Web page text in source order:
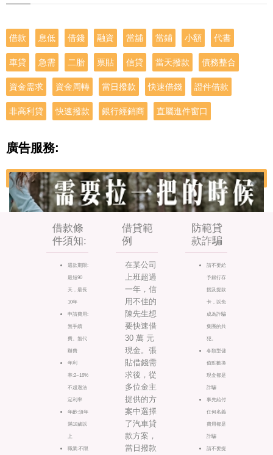
借款 息低 借錢 融資 當舖 當鋪 小額 代書
車貸 急需 二胎 票貼 信貸 當天撥款 債務整合
資金需求 資金周轉 當日撥款 快速借錢 證件借款
非高利貸 快速撥款 銀行經銷商 直屬進件窗口
廣告服務:
借款條
件須知:
還款期限:
最短90
天，最長
10年
申請費用:
無手續
費、無代
辦費
年利
率:2~16%
不超過法
定利率
年齡:須年
滿18歲以
上
職業:不限
借貸範
例
在某公司
上班超過
一年，信
用不佳的
陳先生想
要快速借
30 萬 元
現金。張
貼借錢需
求後，從
多位金主
提供的方
案中選擇
了汽車貸
款方案，
當日撥款
防範貸
款詐騙
請不要給
予銀行存
摺及提款
卡，以免
成為詐騙
集團的共
犯。
各類型儲
值點數換
現金都是
詐騙
事先給付
任何名義
費用都是
詐騙
請不要提